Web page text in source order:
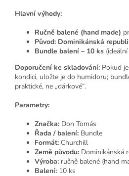
Hlavní výhody:
Ručně balené (hand made)
Původ: Dominikánská
Bundle balení – 10 ks
Doporučení ke skladování: Pokud
kondici, uložte je do humidoru;
praktické, ne „dárkové“.
Parametry:
Značka: Don Tomás
Řada / balení: Bundle
Formát: Churchill
Země původu: Dominikánská
Výroba: ručně balené (hand
Balení: 10 ks